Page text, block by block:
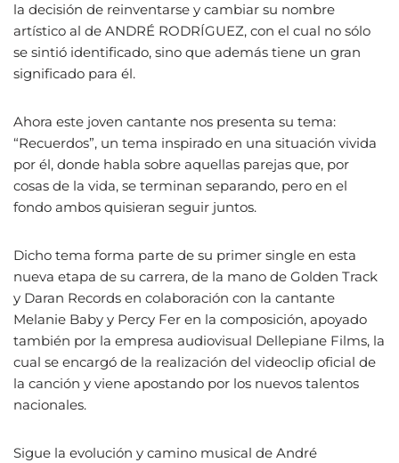
la decisión de reinventarse y cambiar su nombre
artístico al de ANDRÉ RODRÍGUEZ, con el cual no sólo
se sintió identificado, sino que además tiene un gran
significado para él.
Ahora este joven cantante nos presenta su tema:
“Recuerdos”, un tema inspirado en una situación vivida
por él, donde habla sobre aquellas parejas que, por
cosas de la vida, se terminan separando, pero en el
fondo ambos quisieran seguir juntos.
Dicho tema forma parte de su primer single en esta
nueva etapa de su carrera, de la mano de Golden Track
y Daran Records en colaboración con la cantante
Melanie Baby y Percy Fer en la composición, apoyado
también por la empresa audiovisual Dellepiane Films, la
cual se encargó de la realización del videoclip oficial de
la canción y viene apostando por los nuevos talentos
nacionales.
Sigue la evolución y camino musical de André